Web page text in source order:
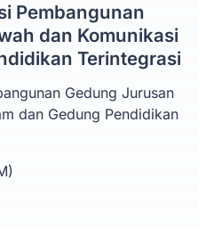
Pembangunan
dan Komunikasi
Terintegrasi
Gedung Jurusan
dan Gedung Pendidikan